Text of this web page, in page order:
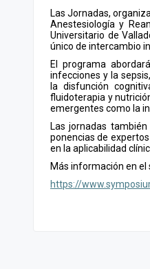
Las Jornadas,
Anestesiología y
Universitario de
único de intercambio
El programa
infecciones y la
la disfunción
fluidoterapia y
emergentes como la
Las jornadas
ponencias de
en la aplicabilidad
Más información en el
https://